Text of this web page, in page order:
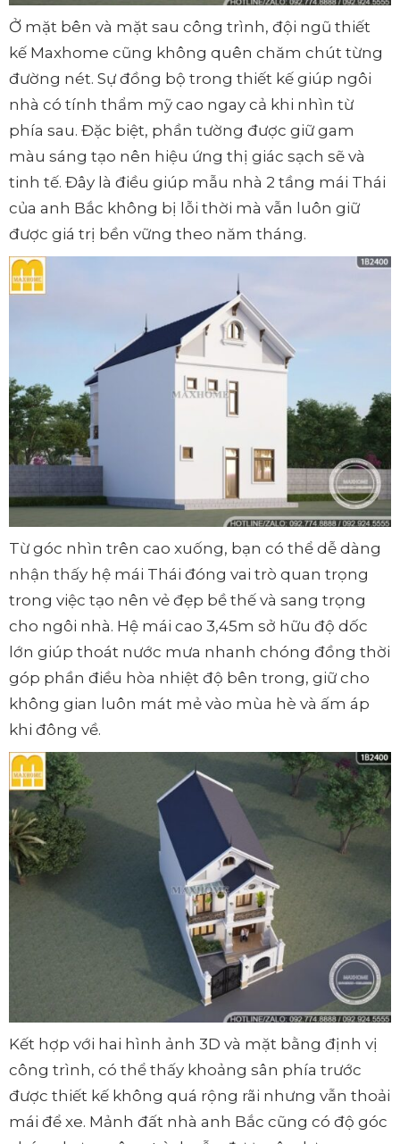
Ở mặt bên và mặt sau công trình, đội ngũ thiết
kế Maxhome cũng không quên chăm chút từng
đường nét. Sự đồng bộ trong thiết kế giúp ngôi
nhà có tính thẩm mỹ cao ngay cả khi nhìn từ
phía sau. Đặc biệt, phần tường được giữ gam
màu sáng tạo nên hiệu ứng thị giác sạch sẽ và
tinh tế. Đây là điều giúp mẫu nhà 2 tầng mái Thái
của anh Bắc không bị lỗi thời mà vẫn luôn giữ
được giá trị bền vững theo năm tháng.
Từ góc nhìn trên cao xuống, bạn có thể dễ dàng
nhận thấy hệ mái Thái đóng vai trò quan trọng
trong việc tạo nên vẻ đẹp bề thế và sang trọng
cho ngôi nhà. Hệ mái cao 3,45m sở hữu độ dốc
lớn giúp thoát nước mưa nhanh chóng đồng thời
góp phần điều hòa nhiệt độ bên trong, giữ cho
không gian luôn mát mẻ vào mùa hè và ấm áp
khi đông về.
Kết hợp với hai hình ảnh 3D và mặt bằng định vị
công trình, có thể thấy khoảng sân phía trước
được thiết kế không quá rộng rãi nhưng vẫn thoải
mái để xe. Mảnh đất nhà anh Bắc cũng có độ góc